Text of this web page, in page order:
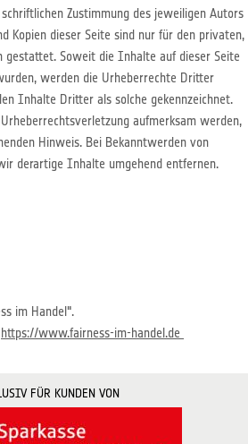
Zustimmung des jeweiligen Autors
Kopien dieser Seite sind nur für den privaten,
gestattet. Soweit die Inhalte auf dieser Seite
werden die Urheberrechte Dritter
Inhalte Dritter als solche gekennzeichnet.
aufmerksam werden,
Hinweis. Bei Bekanntwerden von
derartige Inhalte umgehend entfernen.
im Handel".
https://www.fairness-im-handel.de
FÜR KUNDEN VON